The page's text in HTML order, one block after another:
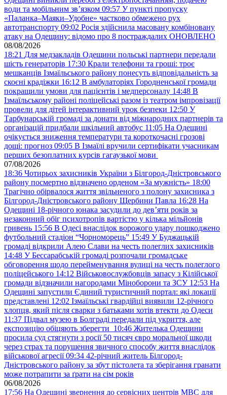
води та мобільним звʼязком 09:57 У пункті пропуску
«Паланка–Маяки–Удобне» частково обмежено рух
автотранспорту 09:02 Росія здійснила масовану комбіновану
атаку на Одещину: відомо про 8 постраждалих ОНОВЛЕНО
08/08/2026
18:21 Для медзакладів Одещини польські партнери передали
шість генераторів 17:30 Крали телефони та гроші: троє
мешканців Ізмаїльського району понесуть відповідальність за
скоєні крадіжки 16:12 В амбулаторіях Городненської громади
покращили умови для пацієнтів і медперсоналу 14:48 В
Ізмаїльському районі поліцейські разом із театром імпровізації
провели для дітей інтерактивний урок безпеки 12:50 У
Тарбунарській громаді за донати від міжнародних партнерів та
організацій придбали шкільний автобус 11:05 На Одещині
очікується зниження температури та короткочасні грозові
дощі: прогноз 09:05 В Ізмаїлі вручили сертифікати учасникам
перших безоплатних курсів гагаузької мови
07/08/2026
18:36 Чотирьох захисників України з Білгород-Дністровського
району посмертно відзначено орденом «За мужність» 18:00
Трагічно обірвалося життя звільненого з полону захисника з
Білгород-Дністровського району Щербини Павла 16:28 На
Одещині 18-річного юнака засудили до дев’яти років за
незаконний обіг психотропів вартістю у кілька мільйонів
гривень 15:56 В Одесі внаслідок ворожого удару пошкоджено
футбольний стадіон “Чорноморець” 15:49 У Буджацькій
громаді відкрили Алею Слави на честь полеглих захисників
14:48 У Бессарабській громаді розпочали громадське
обговорення щодо перейменування вулиці на честь полеглого
поліцейського 14:12 Військовослужбовців запасу з Кілійської
громади відзначили нагородами Міноборони та ЗСУ 12:53 На
Одещині запустили Єдиний туристичний портал: які локації
представлені 12:02 Ізмаїльські гвардійці виявили 12-річного
хлопця, який після сварки з батьками хотів втекти до Одеси
11:37 Підвал музею в Болграді передали під укриття, але
експозицію обіцяють зберегти 10:46 Жителька Одещини
просила суд стягнути з росії 50 тисяч євро моральної шкоди
через страх та порушення звичного способу життя внаслідок
військової агресії 09:34 42-річний житель Білгород-
Дністровського району за збут пістолета та зберігання гранати
може потрапити за ґрати на сім років
06/08/2026
17:56 На Одещині звернення до сервісних центрів МВС для